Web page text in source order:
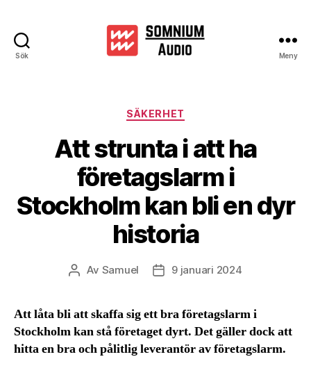
Sök Meny
Kategorier
SÄKERHET
Att strunta i att ha
företagslarm i
Stockholm kan bli en dyr
historia
Inläggsförfattare
Av Samuel Inläggsdatum
9 januari 2024
Att låta bli att skaffa sig ett bra företagslarm i
Stockholm kan stå företaget dyrt. Det gäller dock att
hitta en bra och pålitlig leverantör av företagslarm.